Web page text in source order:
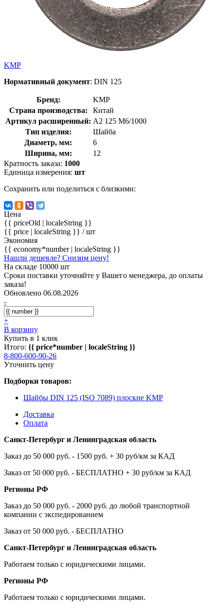
KMP
Нормативный документ: DIN 125
Бренд:
KMP
Страна производства:
Китай
Артикул расширенный: А2 125 М6/1000
Тип изделия:
Шайба
Диаметр, мм:
6
Ширина, мм:
12
Кратность заказа: 1000
Единица измерения: шт
Сохранить или поделиться с близкими:
Цена
{{ priceOld | localeString }}
{{ price | localeString }} / шт
Экономия
{{ economy*number | localeString }}
Нашли дешевле? Снизим цену!
На складе 10000 шт
Сроки поставки уточняйте у Вашего менеджера, до оплаты
заказа!
Обновлено 06.08.2026
-
+
В корзину
Купить в 1 клик
Итого: {{ price*number | localeString }}
8-800-600-90-26
Уточнить цену
Подборки товаров:
Шайбы DIN 125 (ISO 7089) плоские KMP
Доставка
Оплата
Санкт-Петербург и Ленинградская область
Заказ до 50 000 руб. - 1500 руб. + 30 руб/км за КАД
Заказ от 50 000 руб. - БЕСПЛАТНО + 30 руб/км за КАД
Регионы РФ
Заказ до 50 000 руб. - 2000 руб. до любой транспортной
компании с экспедированием
Заказ от 50 000 руб. - БЕСПЛАТНО
Санкт-Петербург и Ленинградская область
Работаем только с юридическими лицами.
Регионы РФ
Работаем только с юридическими лицами.